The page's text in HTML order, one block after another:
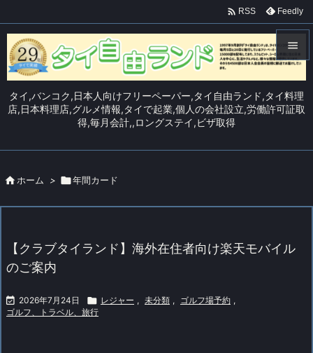
タイ,バンコク,日本人向けフリーペーパー,タイ自由ランド,タイ料理
店,日本料理店,グルメ情報,タイで起業,個人の会社設立,労働許可証取
得,毎月会計,,ロングステイ,ビザ取得

メニュ


 RSS Feedly
 ホーム > 年間カード
【クラブタイランド】海外在住者向け楽天モバイル
のご案内
 2026年7月24日  レジャー , 未分類 , ゴルフ場予約 ,
ゴルフ、トラベル、旅行